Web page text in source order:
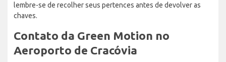
lembre-se de recolher seus pertences antes de devolver as
chaves.
Contato da Green Motion no
Aeroporto de Cracóvia